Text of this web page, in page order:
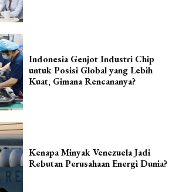
Indonesia Genjot Industri Chip
untuk Posisi Global yang Lebih
Kuat, Gimana Rencananya?
Kenapa Minyak Venezuela Jadi
Rebutan Perusahaan Energi Dunia?